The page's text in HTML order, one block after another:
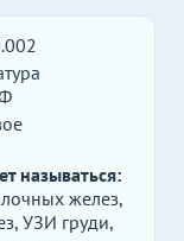
называться:
желез,
УЗИ груди,